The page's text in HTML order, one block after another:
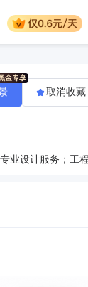
取消收藏